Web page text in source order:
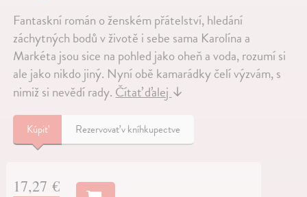
Fantaskní román o ženském přátelství, hledání
záchytných bodů v životě i sebe sama Karolína a
Markéta jsou sice na pohled jako oheň a voda, rozumí si
ale jako nikdo jiný. Nyní obě kamarádky čelí výzvám, s
nimiž si nevědí rady.Čítať ďalej↓
Kúpiť Rezervovať v kníhkupectve
17,27 €